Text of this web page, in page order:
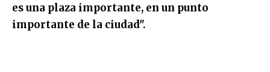
es una plaza importante, en un punto
importante de la ciudad".